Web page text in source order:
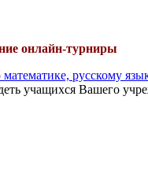
онлайн-турниры
русскому
учащихся Вашего